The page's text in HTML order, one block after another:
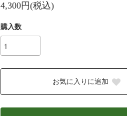
4,300円(税込)
購入数
お気に入りに追加